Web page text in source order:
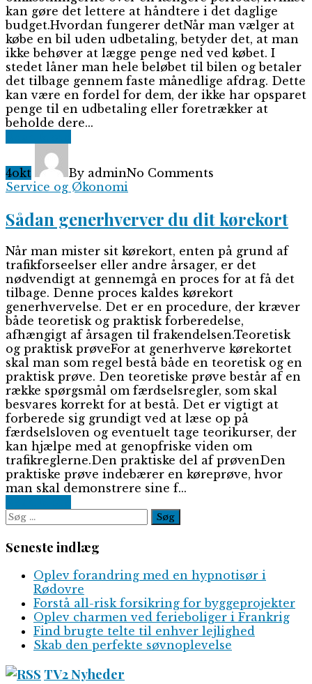
kan gøre det lettere at håndtere i det daglige
budget.Hvordan fungerer detNår man vælger at
købe en bil uden udbetaling, betyder det, at man
ikke behøver at lægge penge ned ved købet. I
stedet låner man hele beløbet til bilen og betaler
det tilbage gennem faste månedlige afdrag. Dette
kan være en fordel for dem, der ikke har opsparet
penge til en udbetaling eller foretrækker at
beholde dere...
4okt By adminNo Comments
Service og Økonomi
Sådan generhverver du dit kørekort
Når man mister sit kørekort, enten på grund af
trafikforseelser eller andre årsager, er det
nødvendigt at gennemgå en proces for at få det
tilbage. Denne proces kaldes kørekort
generhvervelse. Det er en procedure, der kræver
både teoretisk og praktisk forberedelse,
afhængigt af årsagen til frakendelsen.Teoretisk
og praktisk prøveFor at generhverve kørekortet
skal man som regel bestå både en teoretisk og en
praktisk prøve. Den teoretiske prøve består af en
række spørgsmål om færdselsregler, som skal
besvares korrekt for at bestå. Det er vigtigt at
forberede sig grundigt ved at læse op på
færdselsloven og eventuelt tage teorikurser, der
kan hjælpe med at genopfriske viden om
trafikreglerne.Den praktiske del af prøvenDen
praktiske prøve indebærer en køreprøve, hvor
man skal demonstrere sine f...
Søg
efter:
Seneste indlæg
Oplev forandring med en hypnotisør i
Rødovre
Forstå all-risk forsikring for byggeprojekter
Oplev charmen ved ferieboliger i Frankrig
Find brugte telte til enhver lejlighed
Skab den perfekte søvnoplevelse
TV2 Nyheder